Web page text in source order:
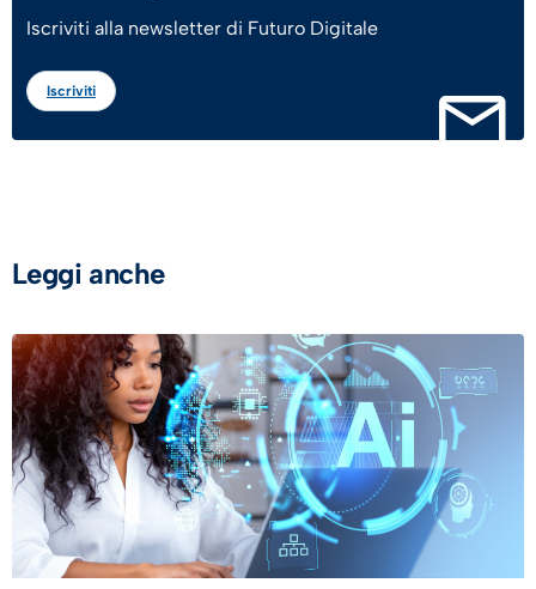
Iscriviti alla newsletter di Futuro Digitale
Iscriviti
Leggi anche